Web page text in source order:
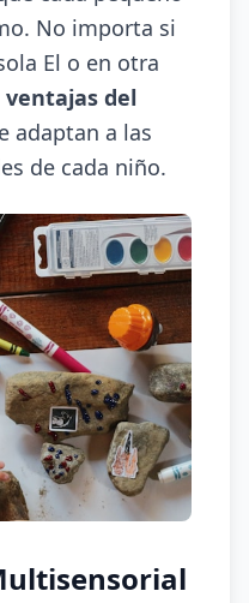
No importa si
El o en otra
ventajas del
adaptan a las
de cada niño.